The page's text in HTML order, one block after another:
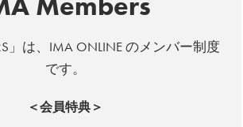
」は、IMA ONLINE のメンバー制度
です。
＜会員特典＞